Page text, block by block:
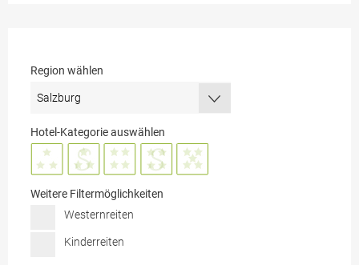
Region wählen
Hotel-Kategorie auswählen
Weitere Filtermöglichkeiten
Westernreiten
Kinderreiten